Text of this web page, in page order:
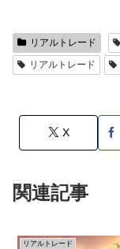
リアルトレード
リアルトレード
X
関連記事
リアルトレード